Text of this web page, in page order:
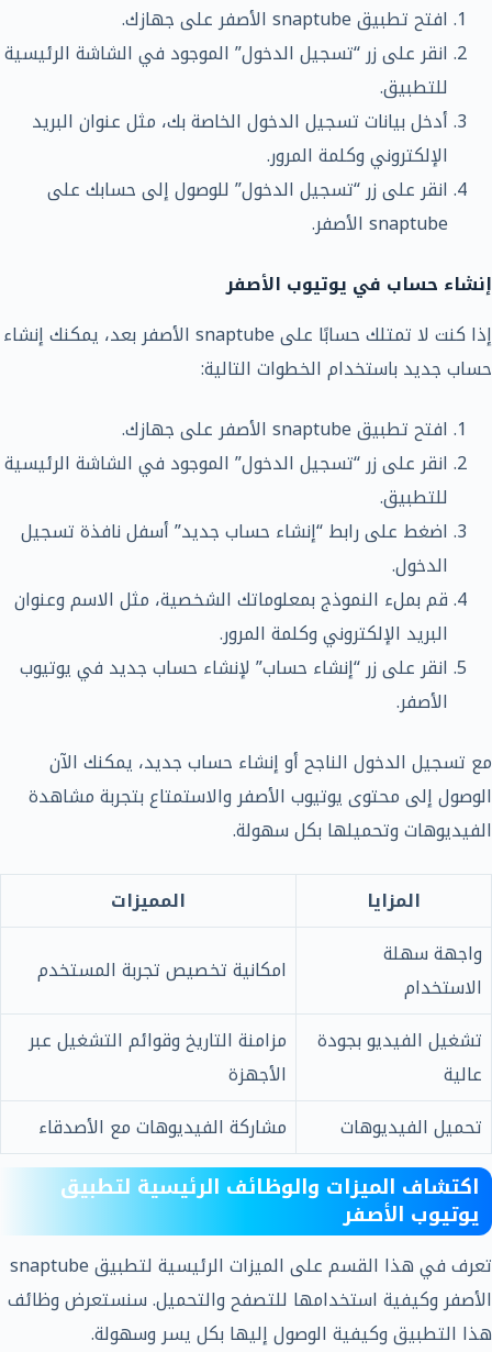
افتح تطبيق snaptube الأصفر على جهازك.
انقر على زر “تسجيل الدخول” الموجود في الشاشة الرئيسية
للتطبيق.
أدخل بيانات تسجيل الدخول الخاصة بك، مثل عنوان البريد
الإلكتروني وكلمة المرور.
انقر على زر “تسجيل الدخول” للوصول إلى حسابك على
snaptube الأصفر.
إنشاء حساب في يوتيوب الأصفر
إذا كنت لا تمتلك حسابًا على snaptube الأصفر بعد، يمكنك إنشاء
حساب جديد باستخدام الخطوات التالية:
افتح تطبيق snaptube الأصفر على جهازك.
انقر على زر “تسجيل الدخول” الموجود في الشاشة الرئيسية
للتطبيق.
اضغط على رابط “إنشاء حساب جديد” أسفل نافذة تسجيل
الدخول.
قم بملء النموذج بمعلوماتك الشخصية، مثل الاسم وعنوان
البريد الإلكتروني وكلمة المرور.
انقر على زر “إنشاء حساب” لإنشاء حساب جديد في يوتيوب
الأصفر.
مع تسجيل الدخول الناجح أو إنشاء حساب جديد، يمكنك الآن
الوصول إلى محتوى يوتيوب الأصفر والاستمتاع بتجربة مشاهدة
الفيديوهات وتحميلها بكل سهولة.
المزايا
المميزات
واجهة سهلة
الاستخدام
امكانية تخصيص تجربة المستخدم
تشغيل الفيديو بجودة
عالية
مزامنة التاريخ وقوائم التشغيل عبر
الأجهزة
تحميل الفيديوهات
مشاركة الفيديوهات مع الأصدقاء
اكتشاف الميزات والوظائف الرئيسية لتطبيق
يوتيوب الأصفر
تعرف في هذا القسم على الميزات الرئيسية لتطبيق snaptube
الأصفر وكيفية استخدامها للتصفح والتحميل. سنستعرض وظائف
هذا التطبيق وكيفية الوصول إليها بكل يسر وسهولة.